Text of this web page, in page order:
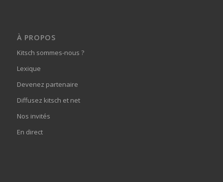
À PROPOS
Kitsch sommes-nous ?
Lexique
Devenez partenaire
Diffusez kitsch et net
Nos invités
En direct